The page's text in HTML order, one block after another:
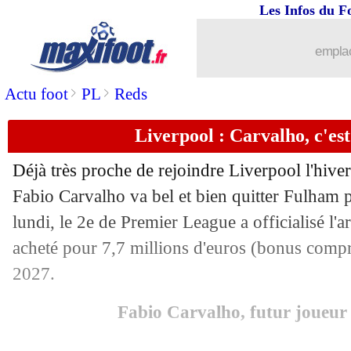
Actu foot> PL > Reds
Les Infos du
Liverpool : Carvalho,
Déjà très proche de rejoindre Liverpool
Fabio Carvalho va bel et bien quitter Fulham
lundi, le 2e de Premier League a officialisé
acheté pour 7,7 millions d'euros (bonus
2027.
Fabio Carvalho, futur joueur
: son pouvoir, la mise au point
23/05 PSG: la pression, Mbappé n'avait
23/05 Lens: Clauss n'est pas pressé de partir
23/05 Palace: Vieira ne sera pas poursuivi
23/05 PSG : Sanches et De Jong également
23/05
: Ekitike, le PSG va offrir 45